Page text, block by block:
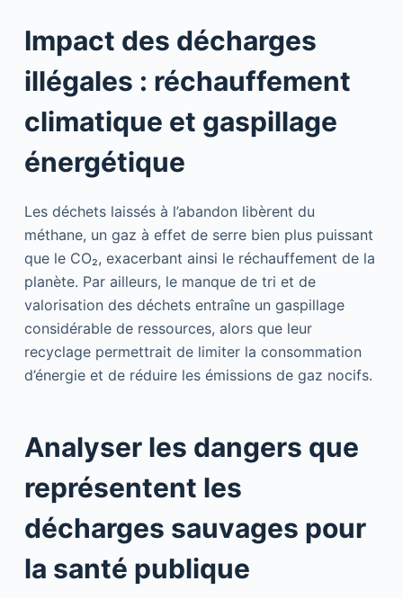
Impact des décharges
illégales : réchauffement
climatique et gaspillage
énergétique
Les déchets laissés à l’abandon libèrent du
méthane, un gaz à effet de serre bien plus puissant
que le CO₂, exacerbant ainsi le réchauffement de la
planète. Par ailleurs, le manque de tri et de
valorisation des déchets entraîne un gaspillage
considérable de ressources, alors que leur
recyclage permettrait de limiter la consommation
d’énergie et de réduire les émissions de gaz nocifs.
Analyser les dangers que
représentent les
décharges sauvages pour
la santé publique